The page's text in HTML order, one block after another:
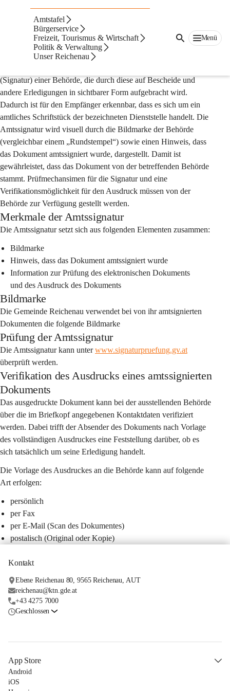
Amtstafel
Bürgerservice
Freizeit, Tourismus & Wirtschaft
Politik & Verwaltung
Unser Reichenau
Menü
Amtssignatur
Allgemeine Information
(Signatur) einer Behörde, die durch diese auf Bescheide und
andere Erledigungen in sichtbarer Form aufgebracht wird.
Dadurch ist für den Empfänger erkennbar, dass es sich um ein
amtliches Schriftstück der bezeichneten Dienststelle handelt. Die
Amtssignatur wird visuell durch die Bildmarke der Behörde
(vergleichbar einem „Rundstempel“) sowie einen Hinweis, dass
das Dokument amtssigniert wurde, dargestellt. Damit ist
gewährleistet, dass das Dokument von der betreffenden Behörde
stammt. Prüfmechansimen für die Signatur und eine
Verifikationsmöglichkeit für den Ausdruck müssen von der
Behörde zur Verfügung gestellt werden.
Merkmale der Amtssignatur
Die Amtssignatur setzt sich aus folgenden Elementen zusammen:
Bildmarke
Hinweis, dass das Dokument amtssigniert wurde
Information zur Prüfung des elektronischen Dokuments
und des Ausdruck des Dokuments
Bildmarke
Die Gemeinde Reichenau verwendet bei von ihr amtsignierten
Dokumenten die folgende Bildmarke
Prüfung der Amtssignatur
Die Amtssignatur kann unter www.signaturpruefung.gv.at
überprüft werden.
Verifikation des Ausdrucks eines amtssignierten
Dokuments
Das ausgedruckte Dokument kann bei der ausstellenden Behörde
über die im Briefkopf angegebenen Kontaktdaten verifiziert
werden. Dabei trifft der Absender des Dokuments nach Vorlage
des vollständigen Ausdruckes eine Feststellung darüber, ob es
sich tatsächlich um seine Erledigung handelt.
Die Vorlage des Ausdruckes an die Behörde kann auf folgende
Art erfolgen:
persönlich
per Fax
per E-Mail (Scan des Dokumentes)
postalisch (Original oder Kopie)
Kontakt
Ebene Reichenau 80, 9565 Reichenau, AUT
reichenau@ktn.gde.at
+43 4275 7000
Geschlossen
App Store
Android
iOS